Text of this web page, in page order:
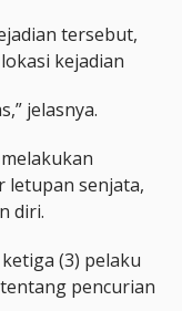
tersebut,
kejadian
jelasnya.
letupan senjata,
diri.
(3) pelaku
pencurian